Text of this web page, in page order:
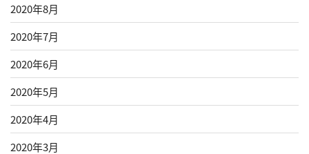
2020年8月
2020年7月
2020年6月
2020年5月
2020年4月
2020年3月